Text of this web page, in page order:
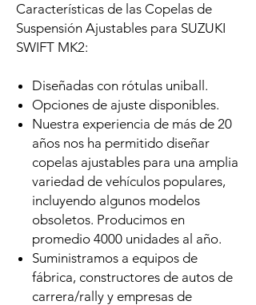
Características de las Copelas de
Suspensión Ajustables para SUZUKI
SWIFT MK2:
Diseñadas con rótulas uniball.
Opciones de ajuste disponibles.
Nuestra experiencia de más de 20
años nos ha permitido diseñar
copelas ajustables para una amplia
variedad de vehículos populares,
incluyendo algunos modelos
obsoletos. Producimos en
promedio 4000 unidades al año.
Suministramos a equipos de
fábrica, constructores de autos de
carrera/rally y empresas de